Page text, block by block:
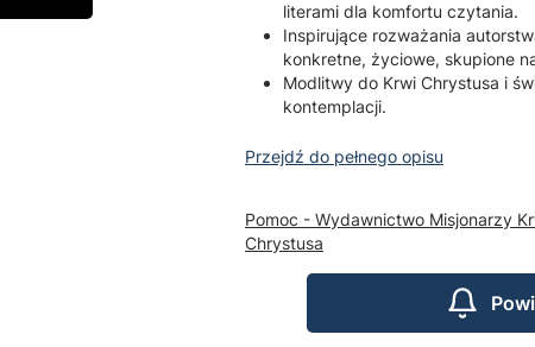
literami dla komfortu czytania.
Inspirujące rozważania
konkretne, życiowe, skupione
Modlitwy do Krwi Chrystusa i
kontemplacji.
Przejdź do pełnego opisu
Pomoc - Wydawnictwo Misjonarzy
Chrystusa